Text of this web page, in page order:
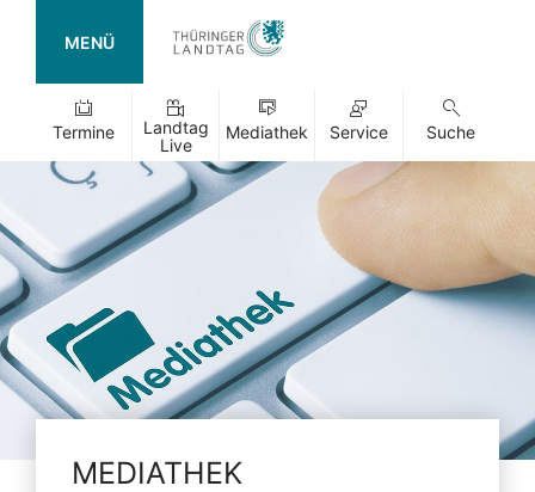
MENÜ
Termine
Landtag
Live
Mediathek Service Suche
MEDIATHEK